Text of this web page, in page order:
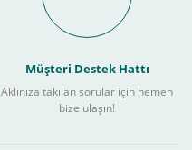
Müşteri Destek Hattı
Aklınıza takılan sorular için hemen
bize ulaşın!